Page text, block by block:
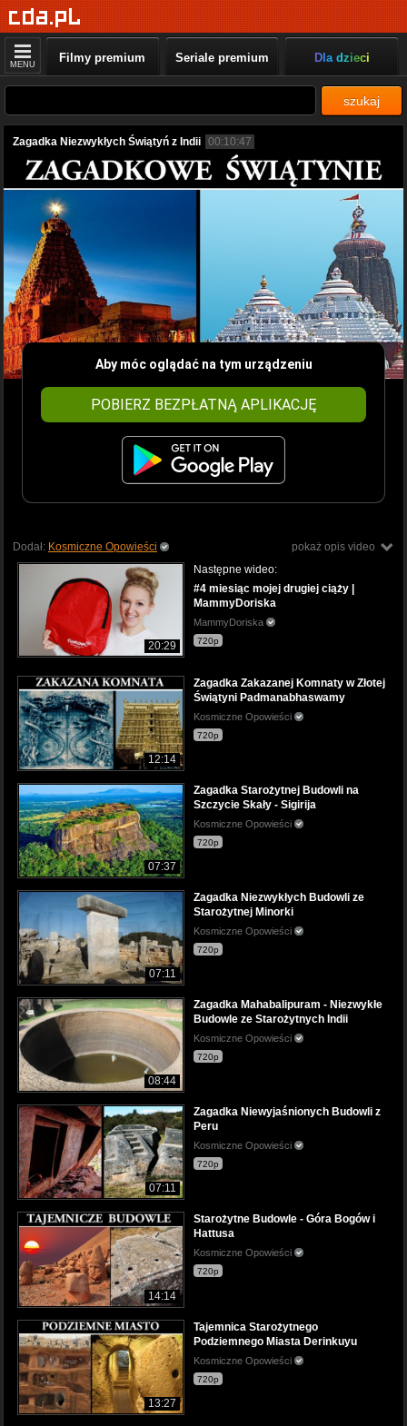
MENU Filmy premium Seriale premium Dla dzieci
szukaj
Zagadka Niezwykłych Świątyń z Indii 00:10:47
Aby móc oglądać na tym urządzeniu
POBIERZ BEZPŁATNĄ APLIKACJĘ
pokaż opis video
Dodał: Kosmiczne Opowieści
20:29
Następne wideo:
#4 miesiąc mojej drugiej ciąży |
MammyDoriska
MammyDoriska
720p
12:14
Zagadka Zakazanej Komnaty w Złotej
Świątyni Padmanabhaswamy
Kosmiczne Opowieści
720p
07:37
Zagadka Starożytnej Budowli na
Szczycie Skały - Sigirija
Kosmiczne Opowieści
720p
07:11
Zagadka Niezwykłych Budowli ze
Starożytnej Minorki
Kosmiczne Opowieści
720p
08:44
Zagadka Mahabalipuram - Niezwykłe
Budowle ze Starożytnych Indii
Kosmiczne Opowieści
720p
07:11
Zagadka Niewyjaśnionych Budowli z
Peru
Kosmiczne Opowieści
720p
14:14
Starożytne Budowle - Góra Bogów i
Hattusa
Kosmiczne Opowieści
720p
13:27
Tajemnica Starożytnego
Podziemnego Miasta Derinkuyu
Kosmiczne Opowieści
720p